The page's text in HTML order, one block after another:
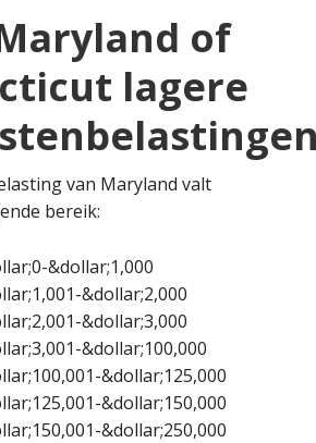
of
lagere
van Maryland valt
bereik:
&dollar;1,000
&dollar;2,000
&dollar;3,000
&dollar;100,000
&dollar;125,000
&dollar;150,000
&dollar;250,000